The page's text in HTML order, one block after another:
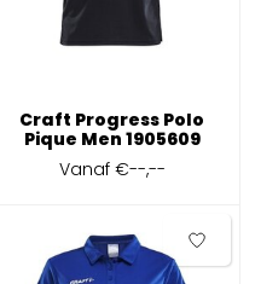
Craft Progress Polo
Pique Men 1905609
Vanaf €--,--